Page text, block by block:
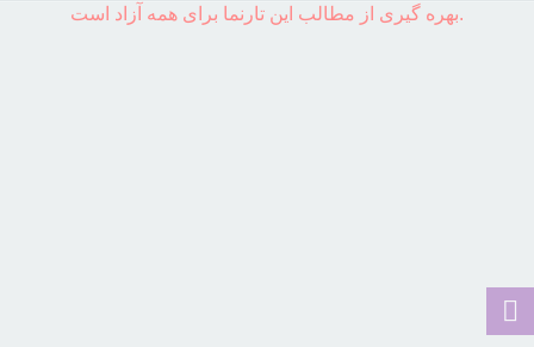
بهره گیری از مطالب این تارنما برای همه آزاد است.